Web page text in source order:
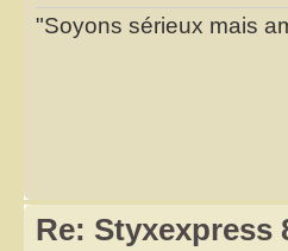
"Soyons sérieux mais
Re: Styxexpress